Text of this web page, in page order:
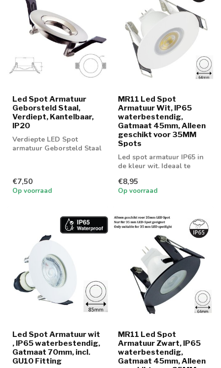
Led Spot Armatuur
Geborsteld Staal,
Verdiept, Kantelbaar,
IP20
Verdiepte LED Spot
armatuur Geborsteld Staal
€7,50
Op voorraad
MR11 Led Spot
Armatuur Wit, IP65
waterbestendig,
Gatmaat 45mm, Alleen
geschikt voor 35MM
Spots
Led spot armatuur IP65 in
de kleur wit. Ideaal te
MR16 led...
€8,95
Op voorraad
Led Spot Armatuur wit
, IP65 waterbestendig,
Gatmaat 70mm, incl.
GU10 Fitting
MR11 Led Spot
Armatuur Zwart, IP65
waterbestendig,
Gatmaat 45mm, Alleen